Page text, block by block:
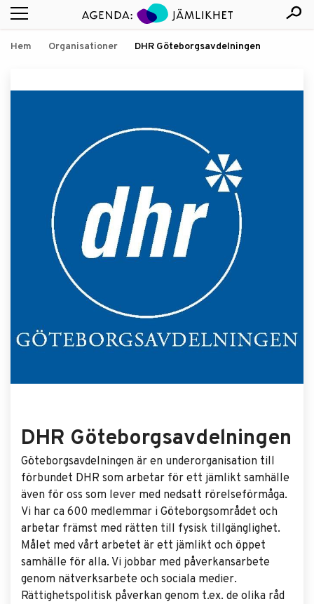
Hem Organisationer DHR Göteborgsavdelningen
DHR Göteborgsavdelningen
Göteborgsavdelningen är en underorganisation till
förbundet DHR som arbetar för ett jämlikt samhälle
även för oss som lever med nedsatt rörelseförmåga.
Vi har ca 600 medlemmar i Göteborgsområdet och
arbetar främst med rätten till fysisk tillgänglighet.
Målet med vårt arbetet är ett jämlikt och öppet
samhälle för alla. Vi jobbar med påverkansarbete
genom nätverksarbete och sociala medier.
Rättighetspolitisk påverkan genom t.ex. de olika råd